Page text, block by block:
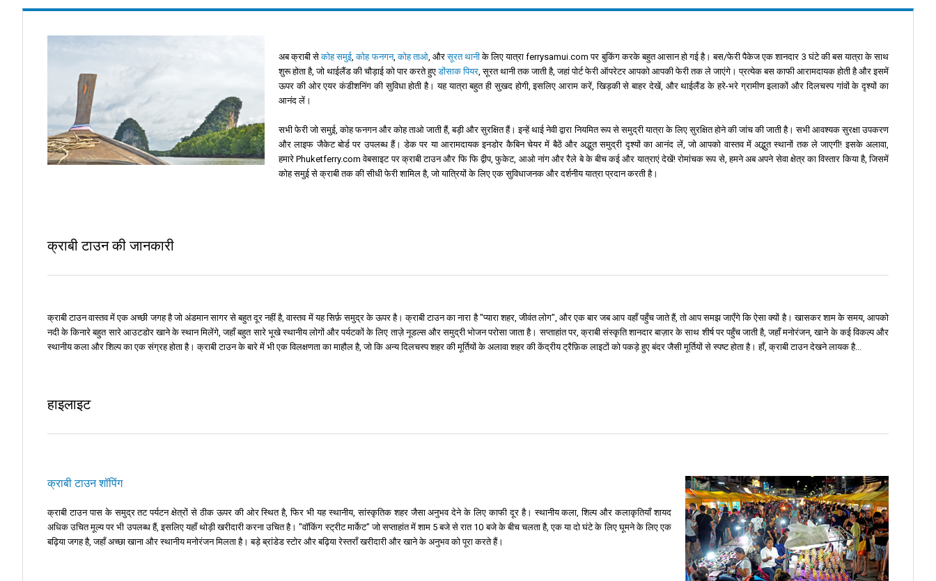
अब क्राबी सेकोह समुई,कोह फनगन,कोह ताओ, औरसूरत थानीके लिए यात्रा ferrysamui.com पर बुकिंग करके बहुत आसान हो गई है। बस/फेरी पैकेज एक शानदार 3 घंटे की बस यात्रा के साथ
शुरू होता है, जो थाईलैंड की चौड़ाई को पार करते हुएडोंसाक पियर , सूरत थानी तक जाती है, जहां पोर्ट फेरी ऑपरेटर आपको आपकी फेरी तक ले जाएंगे। प्रत्येक बस काफी आरामदायक होती है और इसमें
ऊपर की ओर एयर कंडीशनिंग की सुविधा होती है। यह यात्रा बहुत ही सुखद होगी, इसलिए आराम करें, खिड़की से बाहर देखें, और थाईलैंड के हरे-भरे ग्रामीण इलाकों और दिलचस्प गांवों के दृश्यों का
आनंद लें।
सभी फेरी जो समुई, कोह फनगन और कोह ताओ जाती हैं, बड़ी और सुरक्षित हैं। इन्हें थाई नेवी द्वारा नियमित रूप से समुद्री यात्रा के लिए सुरक्षित होने की जांच की जाती है। सभी आवश्यक सुरक्षा उपकरण
और लाइफ जैकेट बोर्ड पर उपलब्ध हैं। डेक पर या आरामदायक इनडोर कैबिन चेयर में बैठें और अद्भुत समुद्री दृश्यों का आनंद लें, जो आपको वास्तव में अद्भुत स्थानों तक ले जाएगी! इसके अलावा,
हमारे Phuketferry.com वेबसाइट पर क्राबी टाउन और फि फि द्वीप, फुकेट, आओ नांग और रैले बे के बीच कई और यात्राएं देखें! रोमांचक रूप से, हमने अब अपने सेवा क्षेत्र का विस्तार किया है, जिसमें
कोह समुई से क्राबी तक की सीधी फेरी शामिल है, जो यात्रियों के लिए एक सुविधाजनक और दर्शनीय यात्रा प्रदान करती है।
क्राबी टाउन की जानकारी
क्राबी टाउन वास्तव में एक अच्छी जगह है जो अंडमान सागर से बहुत दूर नहीं है, वास्तव में यह सिर्फ़ समुद्र के ऊपर है। क्राबी टाउन का नारा है "प्यारा शहर, जीवंत लोग", और एक बार जब आप वहाँ पहुँच जाते हैं, तो आप समझ जाएँगे कि ऐसा क्यों है। खासकर शाम के समय, आपको
नदी के किनारे बहुत सारे आउटडोर खाने के स्थान मिलेंगे, जहाँ बहुत सारे भूखे स्थानीय लोगों और पर्यटकों के लिए ताज़े नूडल्स और समुद्री भोजन परोसा जाता है। सप्ताहांत पर, क्राबी संस्कृति शानदार बाज़ार के साथ शीर्ष पर पहुँच जाती है, जहाँ मनोरंजन, खाने के कई विकल्प और
स्थानीय कला और शिल्प का एक संग्रह होता है। क्राबी टाउन के बारे में भी एक विलक्षणता का माहौल है, जो कि अन्य दिलचस्प शहर की मूर्तियों के अलावा शहर की केंद्रीय ट्रैफ़िक लाइटों को पकड़े हुए बंदर जैसी मूर्तियों से स्पष्ट होता है। हाँ, क्राबी टाउन देखने लायक है...
हाइलाइट
क्राबी टाउन शॉपिंग
क्राबी टाउन पास के समुद्र तट पर्यटन क्षेत्रों से ठीक ऊपर की ओर स्थित है, फिर भी यह स्थानीय, सांस्कृतिक शहर जैसा अनुभव देने के लिए काफी दूर है। स्थानीय कला, शिल्प और कलाकृतियाँ शायद
अधिक उचित मूल्य पर भी उपलब्ध हैं, इसलिए यहाँ थोड़ी खरीदारी करना उचित है। "वॉकिंग स्ट्रीट मार्केट" जो सप्ताहांत में शाम 5 बजे से रात 10 बजे के बीच चलता है, एक या दो घंटे के लिए घूमने के लिए एक
बढ़िया जगह है, जहाँ अच्छा खाना और स्थानीय मनोरंजन मिलता है। बड़े ब्रांडेड स्टोर और बढ़िया रेस्तराँ खरीदारी और खाने के अनुभव को पूरा करते हैं।